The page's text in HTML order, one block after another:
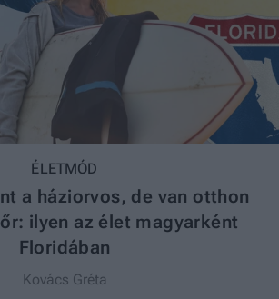
ÉLETMÓD
a háziorvos, de van otthon
ilyen az élet magyarként
Floridában
Kovács Gréta